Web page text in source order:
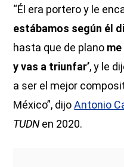
“Él era portero y le
estábamos según él
hasta que de plano
y vas a triunfar’, y le
a ser el mejor
México”, dijoAntonio
TUDNen 2020.